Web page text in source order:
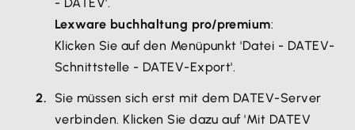
Lexware buchhaltung pro/premium:
Klicken Sie auf den Menüpunkt 'Datei - DATEV-
Schnittstelle - DATEV-Export'.
Sie müssen sich erst mit dem DATEV-Server
verbinden. Klicken Sie dazu auf 'Mit DATEV